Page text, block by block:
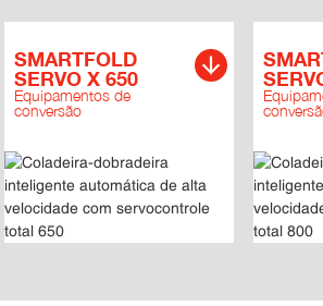
SMARTFOLD
SERVO X 650
Equipamentos de
conversão